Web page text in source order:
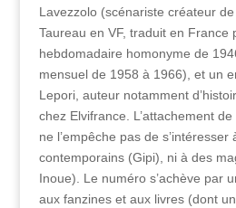
Lavezzolo (scénariste créateur
Taureau en VF, traduit en France
hebdomadaire homonyme de
mensuel de 1958 à 1966), et un
Lepori, auteur notamment
chez Elvifrance. L’attachement
ne l’empêche pas de s’intéresser
contemporains (Gipi), ni à des
Inoue). Le numéro s’achève par
aux fanzines et aux livres (dont